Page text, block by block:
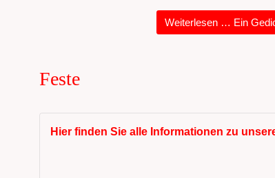
Weiterlesen … Ein
Feste
Hier finden Sie alle Informationen zu